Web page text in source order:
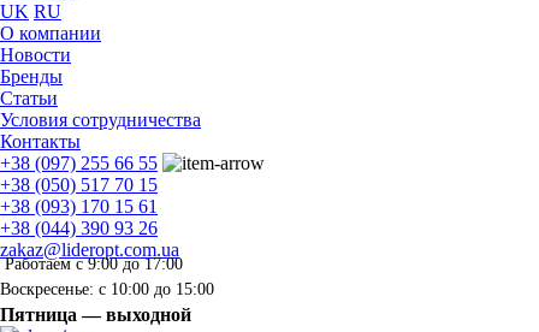
UK RU
О компании
Новости
Бренды
Статьи
Условия сотрудничества
Контакты
+38 (097) 255 66 55
+38 (050) 517 70 15
+38 (093) 170 15 61
+38 (044) 390 93 26
zakaz@lideropt.com.ua
Работаем с 9:00 до 17:00
Воскресенье: с 10:00 до 15:00
Пятница — выходной